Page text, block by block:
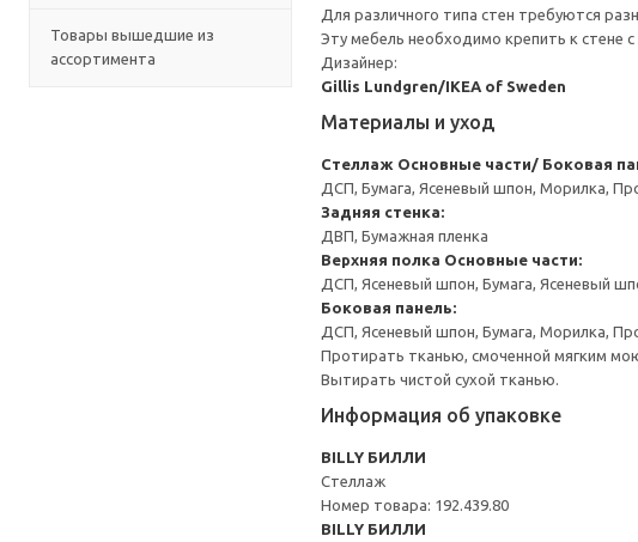
Товары вышедшие из
ассортимента
Для различного типа стен требуются
Эту мебель необходимо крепить к стене
Дизайнер:
Gillis Lundgren/IKEA of Sweden
Материалы и уход
Стеллаж Основные части/ Боковая
ДСП, Бумага, Ясеневый шпон, Морилка,
Задняя стенка:
ДВП, Бумажная пленка
Верхняя полка Основные части:
ДСП, Ясеневый шпон, Бумага, Ясеневый
Боковая панель:
ДСП, Ясеневый шпон, Бумага, Морилка,
Протирать тканью, смоченной мягким
Вытирать чистой сухой тканью.
Информация об упаковке
BILLY БИЛЛИ
Стеллаж
Номер товара: 192.439.80
BILLY БИЛЛИ